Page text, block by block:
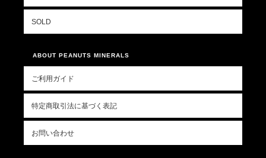
SOLD
ABOUT PEANUTS MINERALS
ご利用ガイド
特定商取引法に基づく表記
お問い合わせ